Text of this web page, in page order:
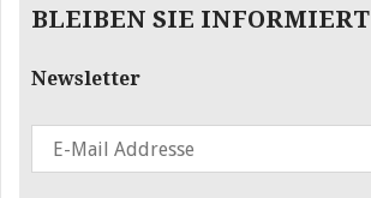
BLEIBEN SIE INFORMIERT
Newsletter